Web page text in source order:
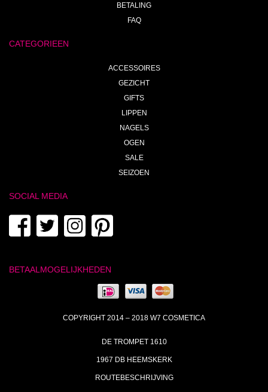
BETALING
FAQ
CATEGORIEEN
ACCESSOIRES
GEZICHT
GIFTS
LIPPEN
NAGELS
OGEN
SALE
SEIZOEN
SOCIAL MEDIA
BETAALMOGELIJKHEDEN
COPYRIGHT 2014 – 2018 W7 COSMETICA
DE TROMPET 1610
1967 DB HEEMSKERK
ROUTEBESCHRIJVING